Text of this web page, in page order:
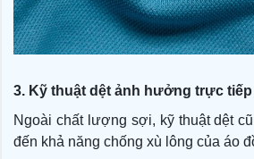
3. Kỹ thuật dệt ảnh hưởng trực
Ngoài chất lượng sợi, kỹ thuật dệt
đến khả năng chống xù lông của áo